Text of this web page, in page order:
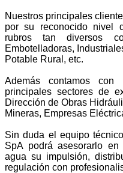
Nuestros principales
por su reconocido nivel
rubros tan diversos
Embotelladoras,
Potable Rural, etc.
Además contamos con
principales sectores de
Dirección de Obras
Mineras, Empresas
Sin duda el equipo
SpA podrá asesorarlo
agua su impulsión,
regulación con